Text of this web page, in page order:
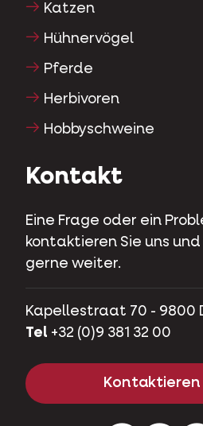
Katzen
Hühnervögel
Pferde
Herbivoren
Hobbyschweine
Kontakt
Eine Frage oder ein
kontaktieren Sie uns
gerne weiter.
Kapellestraat 70 - 9800
Tel +32 (0)9 381 32 00
Kontaktieren